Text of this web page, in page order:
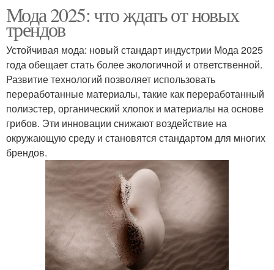
Мода 2025: что ждать от новых
трендов
Устойчивая мода: новый стандарт индустрии Мода 2025
года обещает стать более экологичной и ответственной.
Развитие технологий позволяет использовать
переработанные материалы, такие как переработанный
полиэстер, органический хлопок и материалы на основе
грибов. Эти инновации снижают воздействие на
окружающую среду и становятся стандартом для многих
брендов.